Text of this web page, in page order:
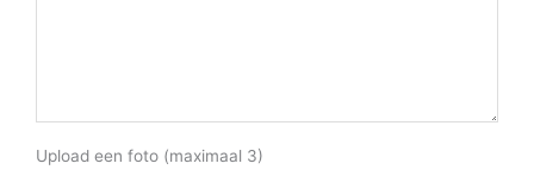
Upload een foto (maximaal 3)